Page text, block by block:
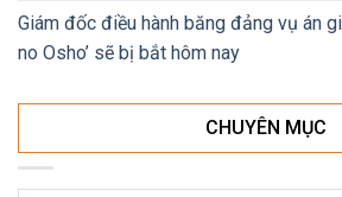
Giám đốc điều hành băng đảng vụ án
no Osho’ sẽ bị bắt hôm nay
CHUYÊN MỤC